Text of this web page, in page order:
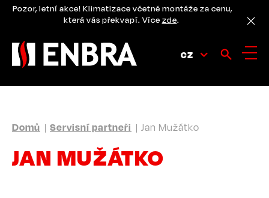
PřejítPozor, letní akce! Klimatizace včetně montáže za cenu,
která vás překvapí. Více zde.
CZ
DROBEČKOVÁ
NAVIGACE
Domů Servisní partneři Jan Mužátko
JAN MUŽÁTKO